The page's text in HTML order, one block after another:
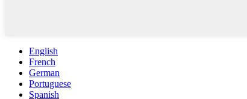
English
French
German
Portuguese
Spanish